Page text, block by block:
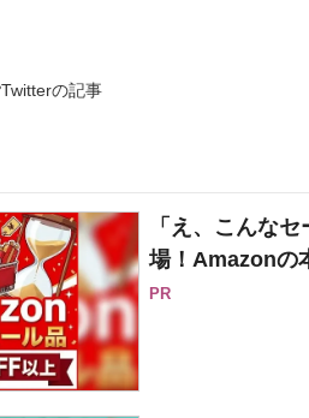
Twitterの記事
「え、こんな
場！Amazonの
PR